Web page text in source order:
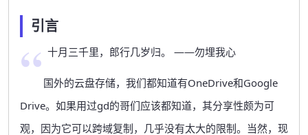
引言
十月三千里，郎行几岁归。 ——勿埋我心
国外的云盘存储，我们都知道有OneDrive和Google
Drive。如果用过gd的哥们应该都知道，其分享性颇为可
观，因为它可以跨域复制，几乎没有太大的限制。当然，现